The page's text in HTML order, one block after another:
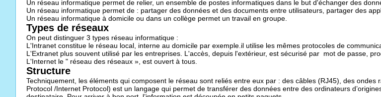
Un réseau informatique permet de relier, un ensemble de postes informatiques dans le but d'échanger des
Un réseau informatique permet de : partager des données et des documents entre utilisateurs, partager des
Un réseau informatique à domicile ou dans un collège permet un travail en groupe.
Types de réseaux
On peut distinguer 3 types réseau informatique :
L'Intranet constitue le réseau local, interne au domicile par exemple.il utilise les mêmes protocoles de
L'Extranet plus souvent utilisé par les entreprises. L'accès, depuis l'extérieur, est sécurisé par mot de passe,
L'Internet le " réseau des réseaux », est ouvert à tous.
Structure
Techniquement, les éléments qui composent le réseau sont reliés entre eux par : des câbles (RJ45), des
Protocol /Internet Protocol) est un langage qui permet de transférer des données entre des ordinateurs